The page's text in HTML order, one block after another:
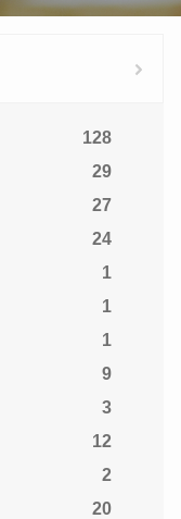
128
29
27
24
1
1
1
9
3
12
2
20